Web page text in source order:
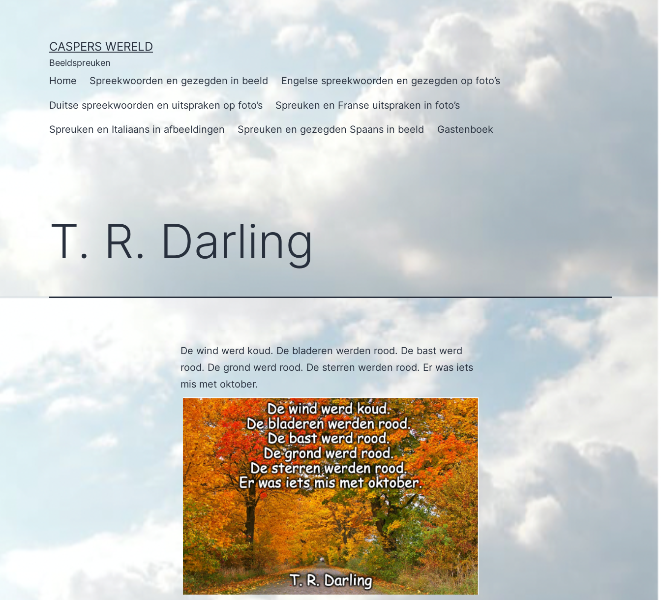
CASPERS WERELD
Beeldspreuken
Home Spreekwoorden en gezegden in beeld Engelse spreekwoorden en gezegden op foto’s
Duitse spreekwoorden en uitspraken op foto’s Spreuken en Franse uitspraken in foto’s
Spreuken en Italiaans in afbeeldingen Spreuken en gezegden Spaans in beeld Gastenboek
T. R. Darling
De wind werd koud. De bladeren werden rood. De bast werd
rood. De grond werd rood. De sterren werden rood. Er was iets
mis met oktober.